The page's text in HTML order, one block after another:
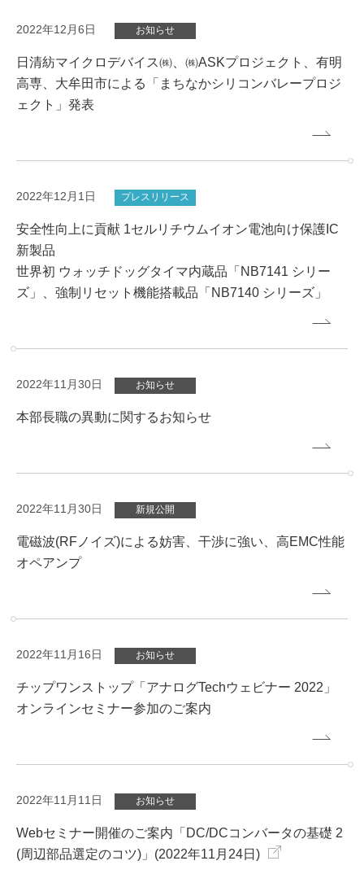
2022年12月6日 お知らせ
日清紡マイクロデバイス㈱、㈱ASKプロジェクト、有明
高専、大牟田市による「まちなかシリコンバレープロジ
ェクト」発表
2022年12月1日 プレスリリース
安全性向上に貢献 1セルリチウムイオン電池向け保護IC
新製品
世界初 ウォッチドッグタイマ内蔵品「NB7141 シリー
ズ」、強制リセット機能搭載品「NB7140 シリーズ」
2022年11月30日 お知らせ
本部長職の異動に関するお知らせ
2022年11月30日 新規公開
電磁波(RFノイズ)による妨害、干渉に強い、高EMC性能
オペアンプ
2022年11月16日 お知らせ
チップワンストップ「アナログTechウェビナー 2022」
オンラインセミナー参加のご案内
2022年11月11日 お知らせ
Webセミナー開催のご案内「DC/DCコンバータの基礎 2
(周辺部品選定のコツ)」(2022年11月24日)